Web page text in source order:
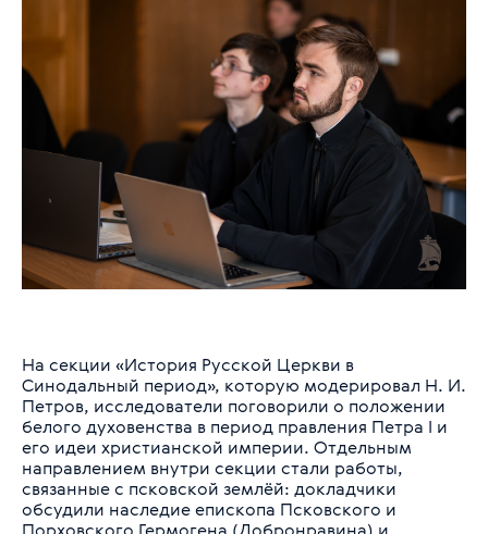
На секции «История Русской Церкви в
Синодальный период», которую модерировал Н. И.
Петров, исследователи поговорили о положении
белого духовенства в период правления Петра I и
его идеи христианской империи. Отдельным
направлением внутри секции стали работы,
связанные с псковской землёй: докладчики
обсудили наследие епископа Псковского и